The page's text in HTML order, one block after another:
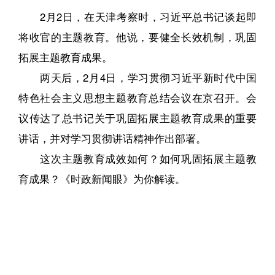
2月2日，在天津考察时，习近平总书记谈起即
将收官的主题教育。他说，要健全长效机制，巩固
拓展主题教育成果。
两天后，2月4日，学习贯彻习近平新时代中国
特色社会主义思想主题教育总结会议在京召开。会
议传达了总书记关于巩固拓展主题教育成果的重要
讲话，并对学习贯彻讲话精神作出部署。
这次主题教育成效如何？如何巩固拓展主题教
育成果？《时政新闻眼》为你解读。